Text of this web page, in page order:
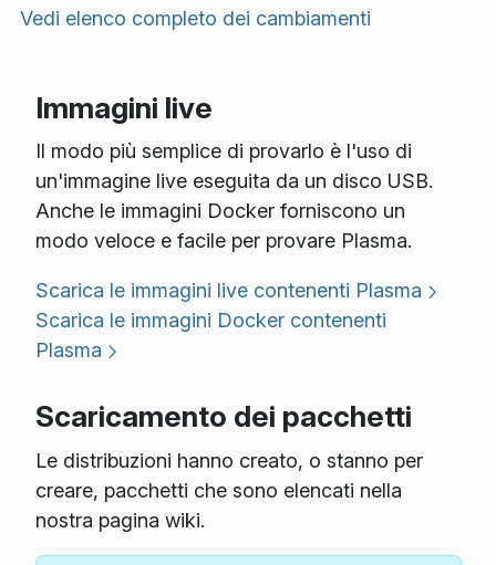
Vedi elenco completo dei cambiamenti
Immagini live
Il modo più semplice di provarlo è l'uso di
un'immagine live eseguita da un disco USB.
Anche le immagini Docker forniscono un
modo veloce e facile per provare Plasma.
Scarica le immagini live contenenti Plasma
Scarica le immagini Docker contenenti
Plasma
Scaricamento dei pacchetti
Le distribuzioni hanno creato, o stanno per
creare, pacchetti che sono elencati nella
nostra pagina wiki.